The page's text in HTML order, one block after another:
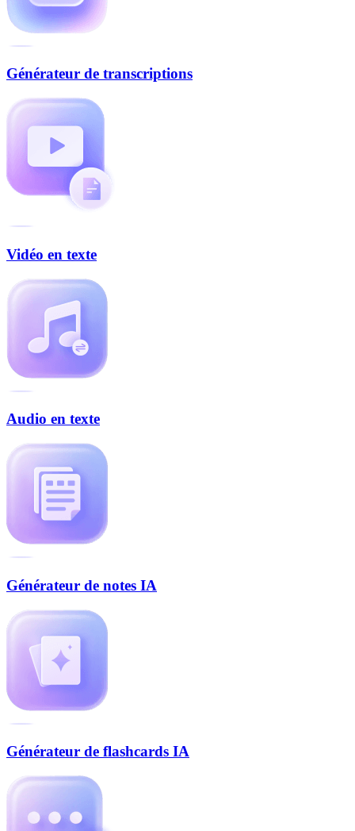
Générateur de transcriptions
Vidéo en texte
Audio en texte
Générateur de notes IA
Générateur de flashcards IA